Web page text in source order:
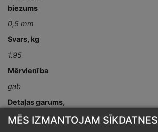
biezums
0,5 mm
Svars, kg
1.95
Mērvienība
gab
Detaļas garums,
mm
MĒS IZMANTOJAM SĪKDATNES